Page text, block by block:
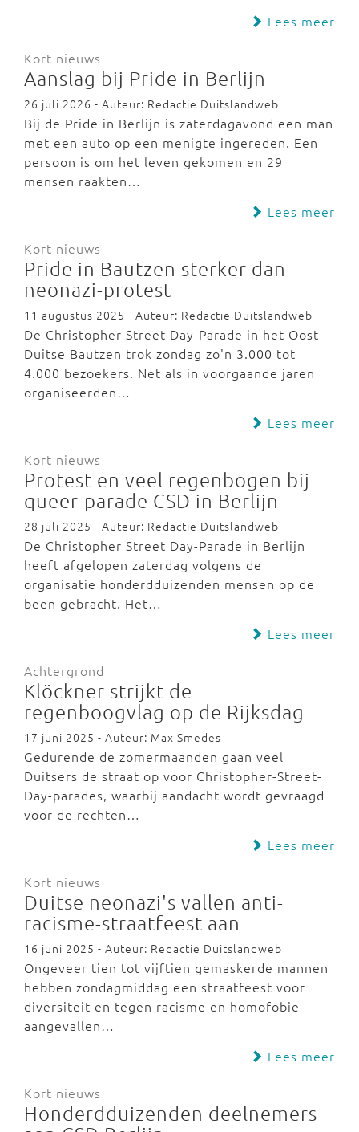
Lees meer
Kort nieuws
Aanslag bij Pride in Berlijn
26 juli 2026 - Auteur: Redactie Duitslandweb
Bij de Pride in Berlijn is zaterdagavond een man
met een auto op een menigte ingereden. Een
persoon is om het leven gekomen en 29
mensen raakten…
Lees meer
Kort nieuws
Pride in Bautzen sterker dan
neonazi-protest
11 augustus 2025 - Auteur: Redactie Duitslandweb
De Christopher Street Day-Parade in het Oost-
Duitse Bautzen trok zondag zo'n 3.000 tot
4.000 bezoekers. Net als in voorgaande jaren
organiseerden…
Lees meer
Kort nieuws
Protest en veel regenbogen bij
queer-parade CSD in Berlijn
28 juli 2025 - Auteur: Redactie Duitslandweb
De Christopher Street Day-Parade in Berlijn
heeft afgelopen zaterdag volgens de
organisatie honderdduizenden mensen op de
been gebracht. Het…
Lees meer
Achtergrond
Klöckner strijkt de
regenboogvlag op de Rijksdag
17 juni 2025 - Auteur: Max Smedes
Gedurende de zomermaanden gaan veel
Duitsers de straat op voor Christopher-Street-
Day-parades, waarbij aandacht wordt gevraagd
voor de rechten…
Lees meer
Kort nieuws
Duitse neonazi's vallen anti-
racisme-straatfeest aan
16 juni 2025 - Auteur: Redactie Duitslandweb
Ongeveer tien tot vijftien gemaskerde mannen
hebben zondagmiddag een straatfeest voor
diversiteit en tegen racisme en homofobie
aangevallen…
Lees meer
Kort nieuws
Honderdduizenden deelnemers